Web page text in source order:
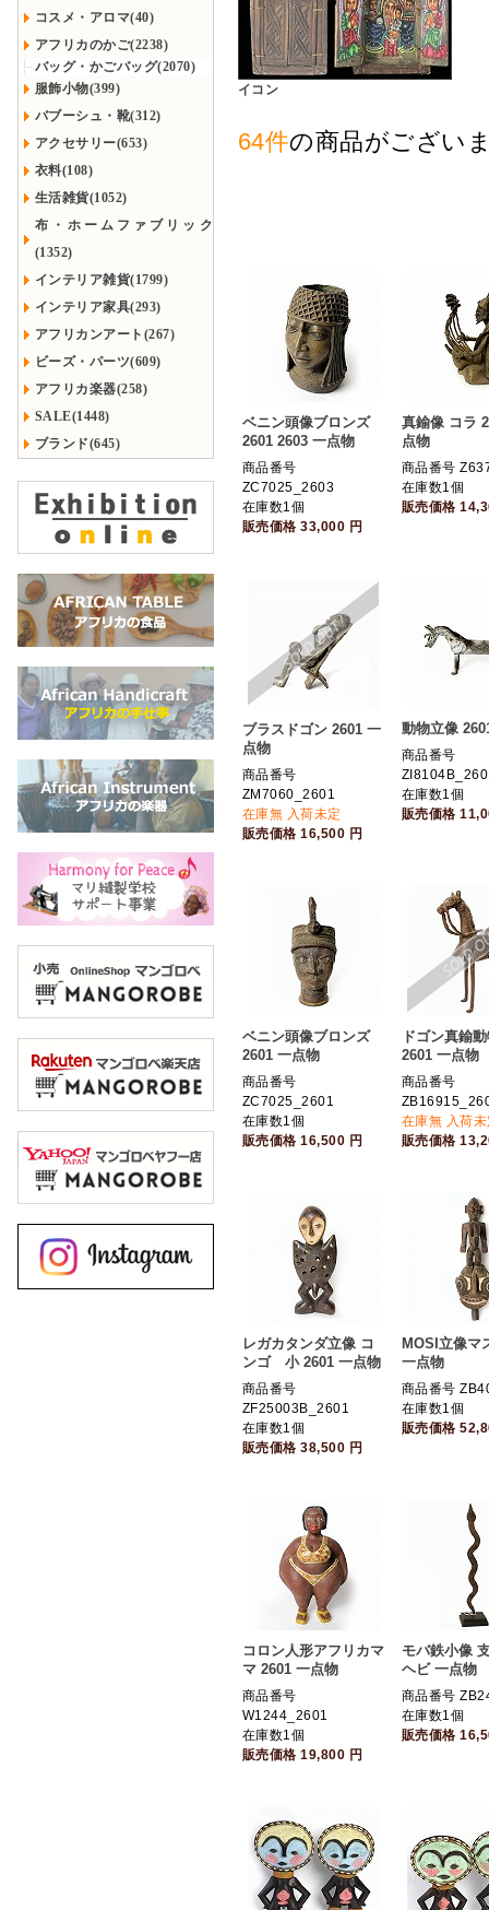
コスメ・アロマ(40)
アフリカのかご(2238)
バッグ・かごバッグ(2070)
服飾小物(399)
バブーシュ・靴(312)
アクセサリー(653)
衣料(108)
生活雑貨(1052)
布・ホームファブリック
(1352)
インテリア雑貨(1799)
インテリア家具(293)
アフリカンアート(267)
ビーズ・パーツ(609)
アフリカ楽器(258)
SALE(1448)
ブランド(645)
イコン
64件の商品がござい
ベニン頭像ブロンズ
2601 2603 一点物
商品番号
ZC7025_2603
在庫数1個
販売価格33,000 円
真鍮像 コラ
点物
商品番号
在庫数1個
販売価格
ブラスドゴン 2601 一
点物
商品番号
ZM7060_2601
在庫無 入荷未定
販売価格16,500 円
動物立像
商品番号
在庫数1個
販売価格
ベニン頭像ブロンズ
2601 一点物
商品番号
ZC7025_2601
在庫数1個
販売価格16,500 円
ドゴン真鍮
2601 一点物
商品番号
在庫無 入荷
販売価格
レガカタンダ立像 コ
ンゴ 小 2601 一点物
商品番号
ZF25003B_2601
在庫数1個
販売価格38,500 円
MOSI立像マ
一点物
商品番号
在庫数1個
販売価格
コロン人形アフリカマ
マ 2601 一点物
商品番号
W1244_2601
在庫数1個
販売価格19,800 円
モバ鉄小像
ヘビ 一点物
商品番号
在庫数1個
販売価格